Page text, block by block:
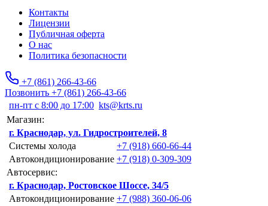
Контакты
Лицензии
Публичная оферта
О нас
Политика безопасности
+7 (861) 266-43-66
Позвонить +7 (861) 266-43-66
пн-пт с 8:00 до 17:00 kts@krts.ru
Магазин:
г. Краснодар, ул. Гидростроителей, 8
Системы холода
+7 (918) 660-66-44
Автокондиционирование +7 (918) 0-309-309
Автосервис:
г. Краснодар, Ростовское Шоссе, 34/5
Автокондиционирование +7 (988) 360-06-06